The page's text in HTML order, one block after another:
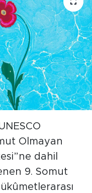
Olmayan
dahil
9. Somut